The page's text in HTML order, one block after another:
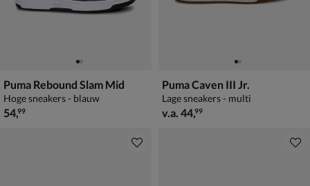
Puma Rebound Slam Mid
Hoge sneakers - blauw
€ 54,99
54,99
Puma Caven III Jr.
Lage sneakers - multi
vanaf € 44,99
v.a. 44,99